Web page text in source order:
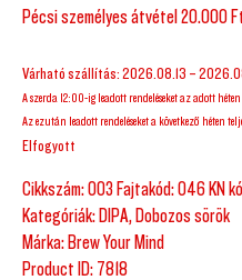
Pécsi személyes átvétel 20.000
Várható szállítás: 2026.08.13 –
A szerda 12:00-ig leadott rendeléseket az adott
Az ezután leadott rendeléseket a következő héten
Elfogyott
Cikkszám:003 Fajtakód: 046 KN
Kategóriák:DIPA,Dobozos sörök
Márka:Brew Your Mind
Product ID:7818